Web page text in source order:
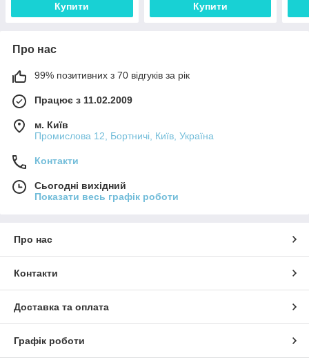
Купити Купити
Про нас
99% позитивних з 70 відгуків за рік
Працює з 11.02.2009
м. Київ
Промислова 12, Бортничі, Київ, Україна
Контакти
Сьогодні вихідний
Показати весь графік роботи
Про нас
Контакти
Доставка та оплата
Графік роботи